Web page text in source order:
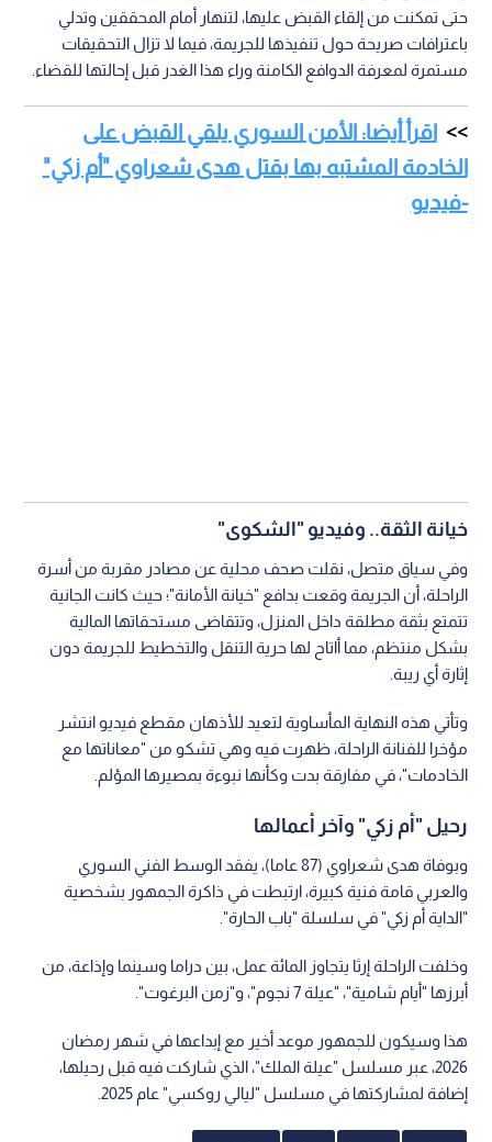
حتى تمكنت من إلقاء القبض عليها، لتنهار أمام المحققين وتدلي
باعترافات صريحة حول تنفيذها للجريمة، فيما لا تزال التحقيقات
مستمرة لمعرفة الدوافع الكامنة وراء هذا الغدر قبل إحالتها للقضاء.
اقرأ أيضا: الأمن السوري يلقي القبض على
الخادمة المشتبه بها بقتل هدى شعراوي "أم زكي"
-فيديو
خيانة الثقة.. وفيديو "الشكوى"
وفي سياق متصل، نقلت صحف محلية عن مصادر مقربة من أسرة
الراحلة، أن الجريمة وقعت بدافع "خيانة الأمانة"؛ حيث كانت الجانية
تتمتع بثقة مطلقة داخل المنزل، وتتقاضى مستحقاتها المالية
بشكل منتظم، مما أاتاح لها حرية التنقل والتخطيط للجريمة دون
إثارة أي ريبة.
وتأتي هذه النهاية المأساوية لتعيد للأذهان مقطع فيديو انتشر
مؤخرا للفنانة الراحلة، ظهرت فيه وهي تشكو من "معاناتها مع
الخادمات"، في مفارقة بدت وكأنها نبوءة بمصيرها المؤلم.
رحيل "أم زكي" وآخر أعمالها
وبوفاة هدى شعراوي (87 عاما)، يفقد الوسط الفني السوري
والعربي قامة فنية كبيرة، ارتبطت في ذاكرة الجمهور بشخصية
"الداية أم زكي" في سلسلة "باب الحارة".
وخلفت الراحلة إرثا يتجاوز المائة عمل، بين دراما وسينما وإذاعة، من
أبرزها "أيام شامية"، "عيلة 7 نجوم"، و"زمن البرغوت".
هذا وسيكون للجمهور موعد أخير مع إبداعها في شهر رمضان
2026، عبر مسلسل "عيلة الملك"، الذي شاركت فيه قبل رحيلها،
إضافة لمشاركتها في مسلسل "ليالي روكسي" عام 2025.